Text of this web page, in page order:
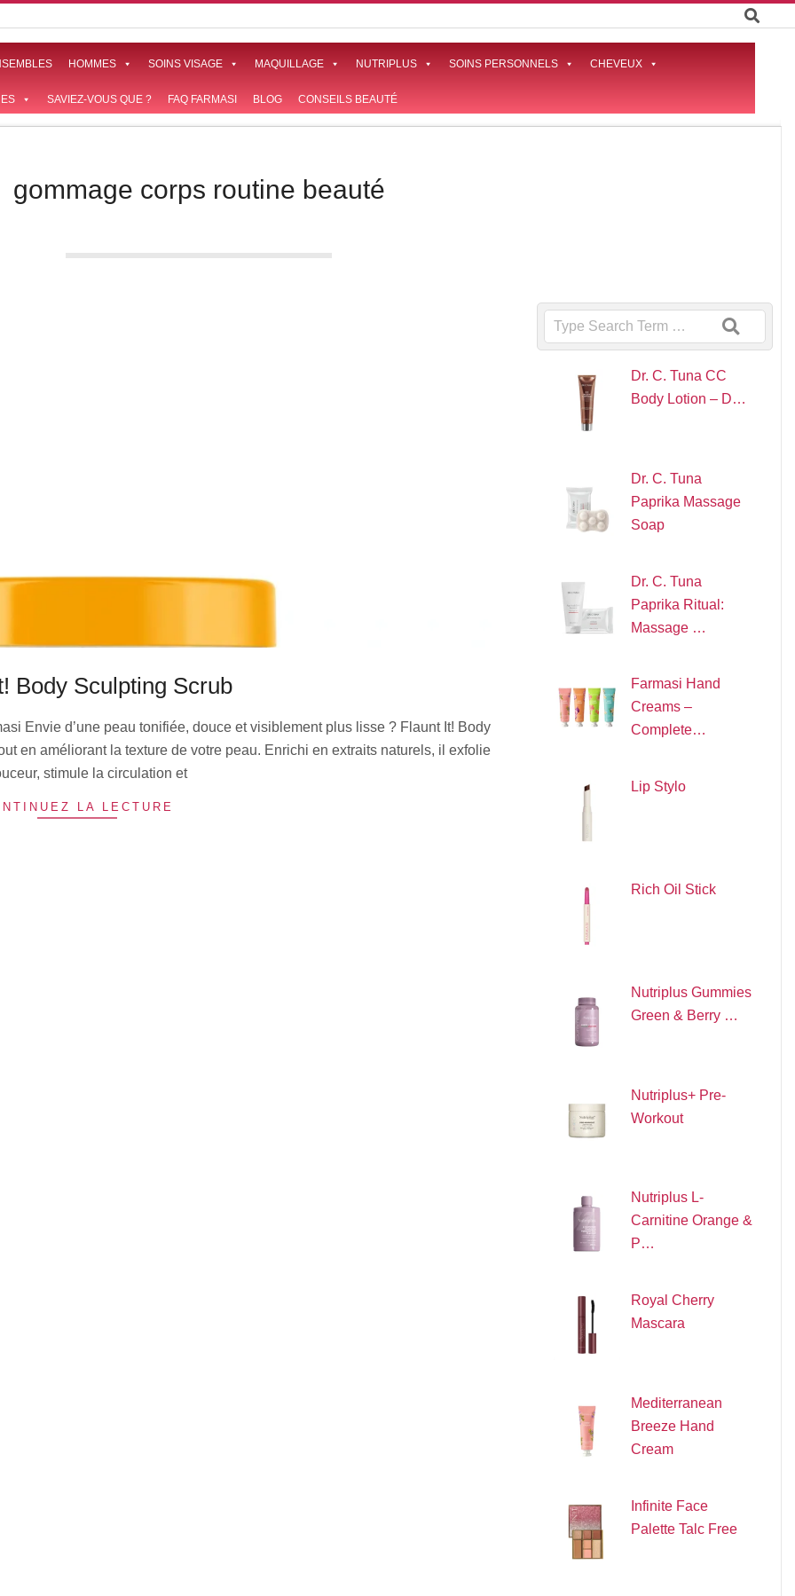
HOMMES SOINS VISAGE MAQUILLAGE NUTRIPLUS SOINS PERSONNELS CHEVEUX
SAVIEZ-VOUS QUE ? FAQ FARMASI BLOG CONSEILS BEAUTÉ
gommage corps routine beauté
Body Sculpting Scrub
Envie d’une peau tonifiée, douce et visiblement plus lisse ? Flaunt It! Body
en améliorant la texture de votre peau. Enrichi en extraits naturels, il exfolie
stimule la circulation et
LA LECTURE
Search
Dr. C. Tuna CC
Body Lotion – D…
Dr. C. Tuna
Paprika Massage
Soap
Dr. C. Tuna
Paprika Ritual:
Massage …
Farmasi Hand
Creams –
Complete…
Lip Stylo
Rich Oil Stick
Nutriplus Gummies
Green & Berry …
Nutriplus+ Pre-
Workout
Nutriplus L-
Carnitine Orange &
P…
Royal Cherry
Mascara
Mediterranean
Breeze Hand
Cream
Infinite Face
Palette Talc Free